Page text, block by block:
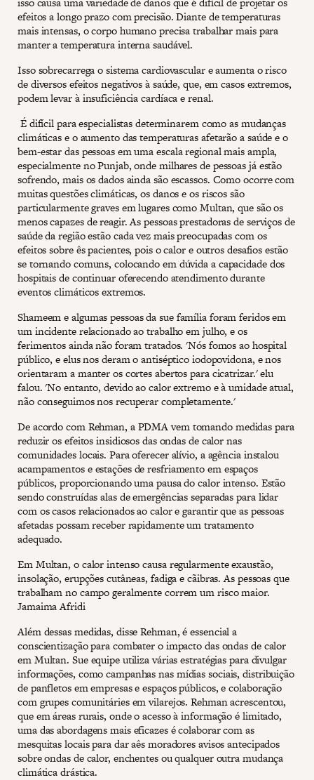
efeitos a longo prazo com precisão. Diante de temperaturas
mais intensas, o corpo humano precisa trabalhar mais para
manter a temperatura interna saudável.
Isso sobrecarrega o sistema cardiovascular e aumenta o risco
de diversos efeitos negativos à saúde, que, em casos extremos,
podem levar à insuficiência cardíaca e renal.
É difícil para especialistas determinarem como as mudanças
climáticas e o aumento das temperaturas afetarão a saúde e o
bem-estar das pessoas em uma escala regional mais ampla,
especialmente no Punjab, onde milhares de pessoas já estão
sofrendo, mais os dados ainda são escassos. Como ocorre com
muitas questões climáticas, os danos e os riscos são
particularmente graves em lugares como Multan, que são os
menos capazes de reagir. As pessoas prestadoras de serviços de
saúde da região estão cada vez mais preocupadas com os
efeitos sobre ês pacientes, pois o calor e outros desafios estão
se tornando comuns, colocando em dúvida a capacidade dos
hospitais de continuar oferecendo atendimento durante
eventos climáticos extremos.
Shameem e algumas pessoas da sue família foram feridos em
um incidente relacionado ao trabalho em julho, e os
ferimentos ainda não foram tratados. 'Nós fomos ao hospital
público, e elus nos deram o antiséptico iodopovidona, e nos
orientaram a manter os cortes abertos para cicatrizar.' elu
falou. 'No entanto, devido ao calor extremo e à umidade atual,
não conseguimos nos recuperar completamente.'
De acordo com Rehman, a PDMA vem tomando medidas para
reduzir os efeitos insidiosos das ondas de calor nas
comunidades locais. Para oferecer alívio, a agência instalou
acampamentos e estações de resfriamento em espaços
públicos, proporcionando uma pausa do calor intenso. Estão
sendo construídas alas de emergências separadas para lidar
com os casos relacionados ao calor e garantir que as pessoas
afetadas possam receber rapidamente um tratamento
adequado.
Em Multan, o calor intenso causa regularmente exaustão,
insolação, erupções cutâneas, fadiga e cãibras. As pessoas que
trabalham no campo geralmente correm um risco maior.
Jamaima Afridi
Além dessas medidas, disse Rehman, é essencial a
conscientização para combater o impacto das ondas de calor
em Multan. Sue equipe utiliza várias estratégias para divulgar
informações, como campanhas nas mídias sociais, distribuição
de panfletos em empresas e espaços públicos, e colaboração
com grupes comunitáries em vilarejos. Rehman acrescentou,
que em áreas rurais, onde o acesso à informação é limitado,
uma das abordagens mais eficazes é colaborar com as
mesquitas locais para dar aês moradores avisos antecipados
sobre ondas de calor, enchentes ou qualquer outra mudança
climática drástica.